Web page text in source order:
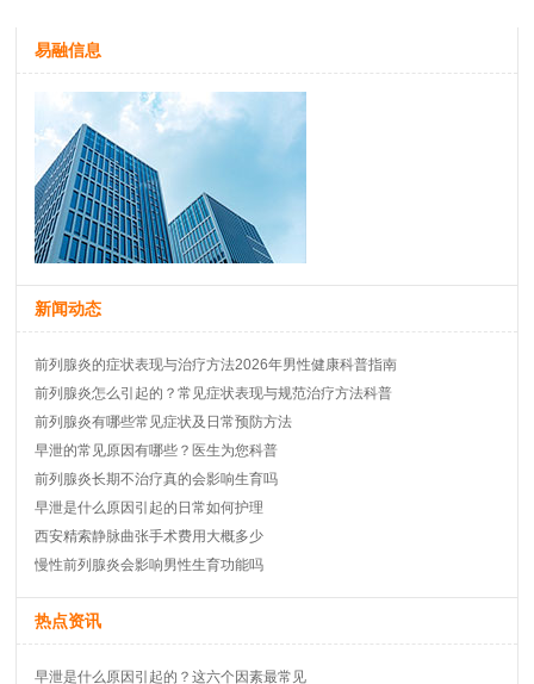
易融信息
新闻动态
前列腺炎的症状表现与治疗方法2026年男性健康科普指南
前列腺炎怎么引起的？常见症状表现与规范治疗方法科普
前列腺炎有哪些常见症状及日常预防方法
早泄的常见原因有哪些？医生为您科普
前列腺炎长期不治疗真的会影响生育吗
早泄是什么原因引起的日常如何护理
西安精索静脉曲张手术费用大概多少
慢性前列腺炎会影响男性生育功能吗
热点资讯
早泄是什么原因引起的？这六个因素最常见